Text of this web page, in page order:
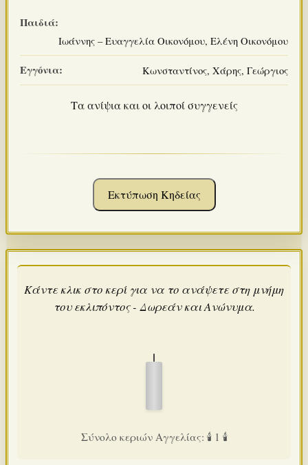
Παιδιά:
Ιωάννης – Ευαγγελία Οικονόμου, Ελένη Οικονόμου
Εγγόνια: Κωνσταντίνος, Χάρης, Γεώργιος
Τα ανίψια και οι λοιποί συγγενείς
Εκτύπωση Κηδείας
Κάντε κλικ στο κερί για να το ανάψετε στη μνήμη
του εκλιπόντος - Δωρεάν και Ανώνυμα.
Σύνολο κεριών Αγγελίας: 🕯️ 1 🕯️